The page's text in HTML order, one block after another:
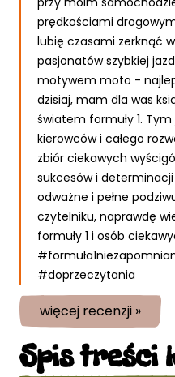
prędkościami
lubię czasami zerknąć
pasjonatów szybkiej
motywem moto -
dzisiaj, mam dla was
światem formuły 1.
kierowców i całego
zbiór ciekawych
sukcesów i
odważne i pełne
czytelniku, naprawdę
formuły 1 i osób
#doprzeczytania
więcej recenzji »
Spis treści